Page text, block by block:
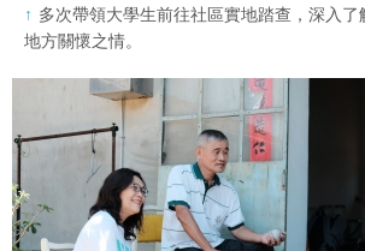
多次帶領大學生前往社區實地踏查，深入了
地方關懷之情。